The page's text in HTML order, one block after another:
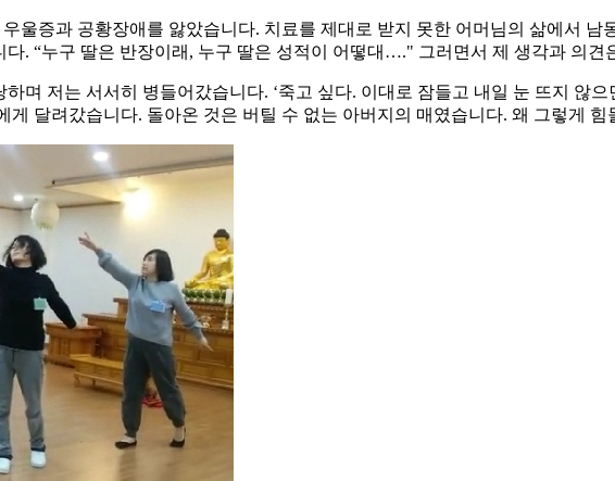
울증과 공황장애를 앓았습니다. 치료를 제대로 받지 못한 어머님의 삶에서 남
. “누구 딸은 반장이래, 누구 딸은 성적이 어떻대…." 그러면서 제 생각과 의견
며 저는 서서히 병들어갔습니다. ‘죽고 싶다. 이대로 잠들고 내일 눈 뜨지 않
달려갔습니다. 돌아온 것은 버틸 수 없는 아버지의 매였습니다. 왜 그렇게